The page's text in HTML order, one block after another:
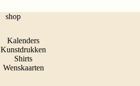
shop
Kalenders
Kunstdrukken
Shirts
Wenskaarten